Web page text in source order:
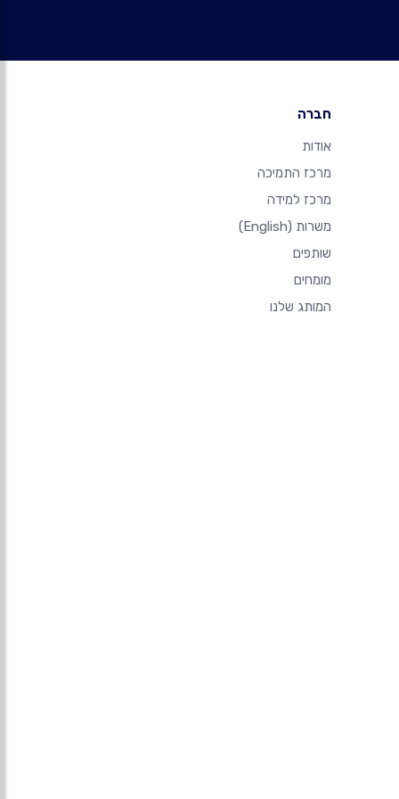
חברה
אודות
מרכז התמיכה
מרכז למידה
משרות (English)
שותפים
מומחים
המותג שלנו